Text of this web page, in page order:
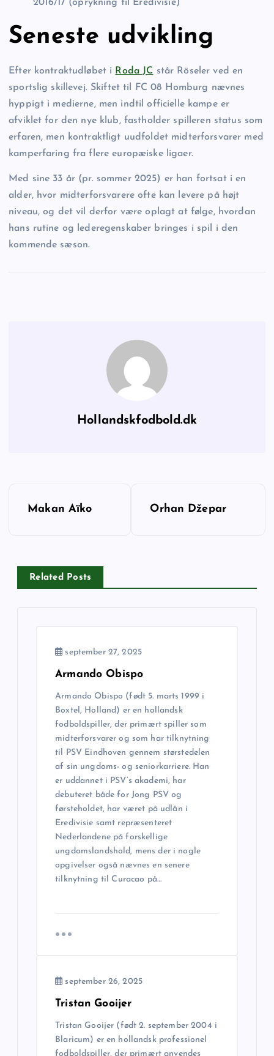
2016/17 (oprykning til Eredivisie)
Seneste udvikling
Efter kontraktudløbet i Roda JC står Röseler ved en
sportslig skillevej. Skiftet til FC 08 Homburg nævnes
hyppigt i medierne, men indtil officielle kampe er
afviklet for den nye klub, fastholder spilleren status som
erfaren, men kontraktligt uudfoldet midterforsvarer med
kamperfaring fra flere europæiske ligaer.
Med sine 33 år (pr. sommer 2025) er han fortsat i en
alder, hvor midterforsvarere ofte kan levere på højt
niveau, og det vil derfor være oplagt at følge, hvordan
hans rutine og lederegenskaber bringes i spil i den
kommende sæson.
Hollandskfodbold.dk
Makan Aïko Orhan Džepar
Related Posts
september 27, 2025
Armando Obispo
Armando Obispo (født 5. marts 1999 i
Boxtel, Holland) er en hollandsk
fodboldspiller, der primært spiller som
midterforsvarer og som har tilknytning
til PSV Eindhoven gennem størstedelen
af sin ungdoms- og seniorkarriere. Han
er uddannet i PSV’s akademi, har
debuteret både for Jong PSV og
førsteholdet, har været på udlån i
Eredivisie samt repræsenteret
Nederlandene på forskellige
ungdomslandshold, mens der i nogle
opgivelser også nævnes en senere
tilknytning til Curacao på…
september 26, 2025
Tristan Gooijer
Tristan Gooijer (født 2. september 2004 i
Blaricum) er en hollandsk professionel
fodboldspiller, der primært anvendes